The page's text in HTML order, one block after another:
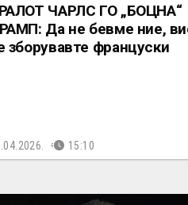
ЧАРЛС ГО „БОЦНА“
Да не бевме ние,
зборувавте француски
15:10